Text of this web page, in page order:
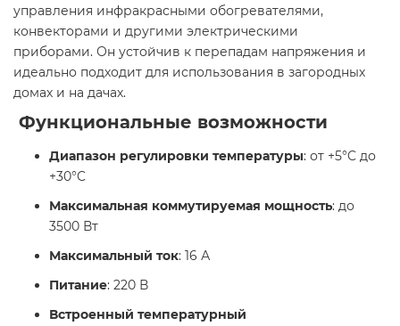
управления инфракрасными обогревателями,
конвекторами и другими электрическими
приборами. Он устойчив к перепадам напряжения и
идеально подходит для использования в загородных
домах и на дачах.​
Функциональные возможности
Диапазон регулировки температуры: от +5°C до
+30°C
Максимальная коммутируемая мощность: до
3500 Вт
Максимальный ток: 16 А
Питание: 220 В
Встроенный температурный